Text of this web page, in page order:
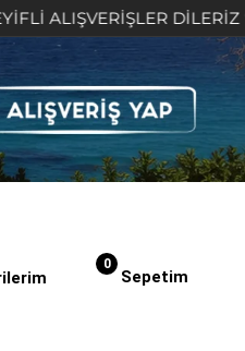
DİLERİZ 🤍
Sepetim
0